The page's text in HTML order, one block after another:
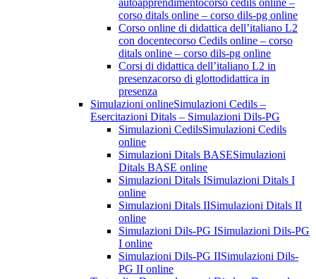
autoapprendimentocorso cedils online –
corso ditals online – corso dils-pg online
Corso online di didattica dell’italiano L2
con docentecorso Cedils online – corso
ditals online – corso dils-pg online
Corsi di didattica dell’italiano L2 in
presenzacorso di glottodidattica in
presenza
Simulazioni onlineSimulazioni Cedils –
Esercitazioni Ditals – Simulazioni Dils-PG
Simulazioni CedilsSimulazioni Cedils
online
Simulazioni Ditals BASESimulazioni
Ditals BASE online
Simulazioni Ditals ISimulazioni Ditals I
online
Simulazioni Ditals IISimulazioni Ditals II
online
Simulazioni Dils-PG ISimulazioni Dils-PG
I online
Simulazioni Dils-PG IISimulazioni Dils-
PG II online